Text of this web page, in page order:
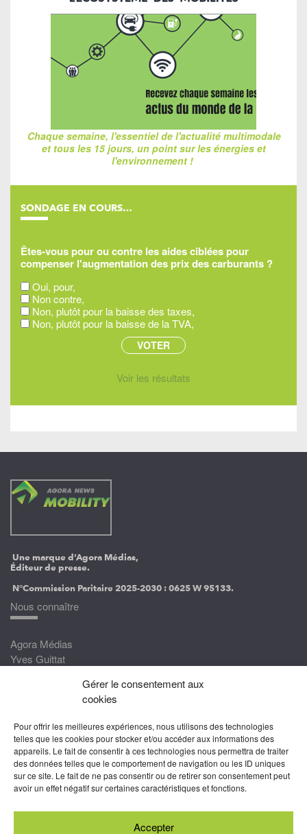
Gérer le consentement aux
cookies
Pour offrir les meilleures expériences, nous utilisons des technologies
telles que les cookies pour stocker et/ou accéder aux informations des
appareils. Le fait de consentir à ces technologies nous permettra de traiter
des données telles que le comportement de navigation ou les ID uniques
sur ce site. Le fait de ne pas consentir ou de retirer son consentement peut
avoir un effet négatif sur certaines caractéristiques et fonctions.
Accepter
Chaque semaine, l'essentiel de l'actualité multimodale
et tous les 15 jours, un point sur les énergies et
l'environnement !
SONDAGE EN COURS…
Êtes-vous pour ou contre les aides ciblées pour
compenser l'augmentation des prix des carburants ?
Oui, pour,
Non contre,
Non, plutôt pour la baisse des taxes,
Non, plutôt pour la baisse de la TVA,
Voir les résultats
Une marque d’Agora Médias,
Éditeur de presse.
N°Commission Paritaire 2025-2030 :0625 W 95133.
Nous connaître
Agora Médias
Yves Guittat
Devenez correspondant
Rejoignez nos experts
Devenez Partenaire
Nous suivre